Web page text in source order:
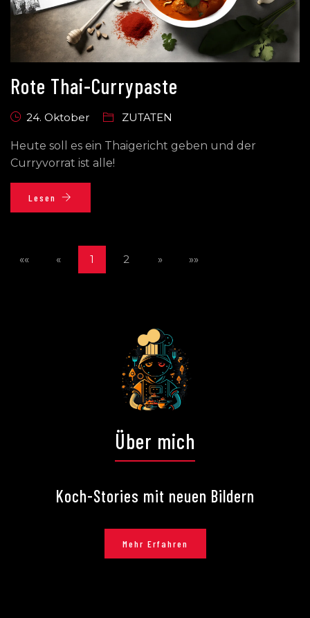
Rote Thai-Currypaste
24. Oktober ZUTATEN
Heute soll es ein Thaigericht geben und der
Curryvorrat ist alle!
Lesen
«« « 1 2 » »»
Über mich
Koch-Stories mit neuen Bildern
Mehr Erfahren